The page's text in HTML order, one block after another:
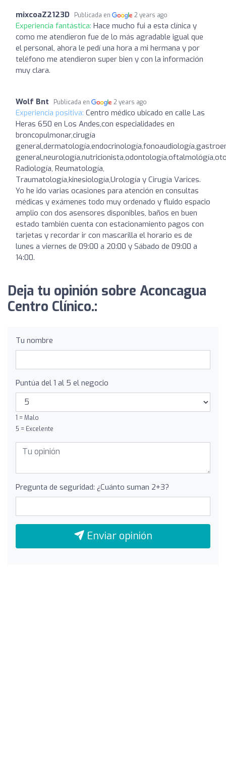
mixcoaZ2123D Publicada en 2 years ago
Experiencia fantástica: Hace mucho fui a esta clínica y
como me atendieron fue de lo más agradable igual que
el personal, ahora le pedí una hora a mi hermana y por
teléfono me atendieron super bien y con la información
muy clara.
Wolf Bnt Publicada en 2 years ago
Experiencia positiva: Centro médico ubicado en calle Las
Heras 650 en Los Andes,con especialidades en
broncopulmonar,cirugía
Radiología, Reumatología,
Traumatología,kinesiología,Urología y Cirugía Varices.
Yo he ido varias ocasiones para atención en consultas
médicas y exámenes todo muy ordenado y fluido espacio
amplio con dos asensores disponibles, baños en buen
estado también cuenta con estacionamiento pagos con
tarjetas y recordar ir con mascarilla el horario es de
lunes a viernes de 09:00 a 20:00 y Sábado de 09:00 a
14:00.
Deja tu opinión sobre Aconcagua
Centro Clínico.:
Tu nombre
Puntúa del 1 al 5 el negocio
1 = Malo
5 = Excelente
Pregunta de seguridad: ¿Cuánto suman 2+3?
Enviar opinión